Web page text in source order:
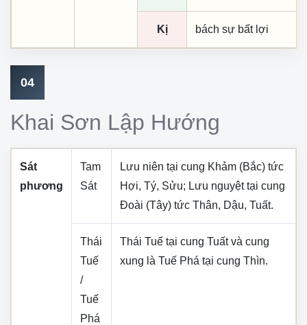
Kị bách sự bất lợi
04
Khai Sơn Lập Hướng
Sát
phương
Tam
Sát
Lưu niên tại cung Khảm (Bắc) tức
Hợi, Tý, Sửu; Lưu nguyệt tại cung
Đoài (Tây) tức Thân, Dậu, Tuất.
Thái
Tuế
/
Tuế
Phá
Thái Tuế tại cung Tuấtvà cung
xung là Tuế Phá tại cung Thìn.